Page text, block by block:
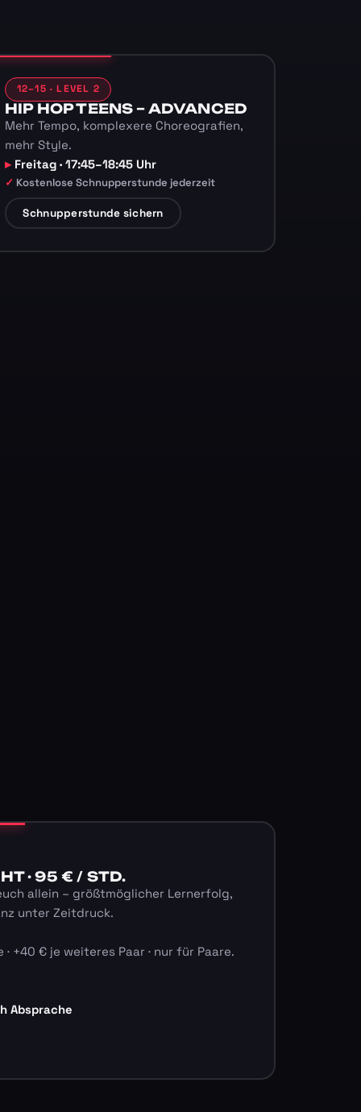
12–15 · LEVEL 2
HIP HOP TEENS – ADVANCED
Mehr Tempo, komplexere Choreografien,
mehr Style.
Freitag · 17:45–18:45 Uhr
Kostenlose Schnupperstunde jederzeit
Schnupperstunde sichern
· 95 € / STD.
allein – größtmöglicher Lernerfolg,
unter Zeitdruck.
+40 € je weiteres Paar · nur für Paare.
Absprache